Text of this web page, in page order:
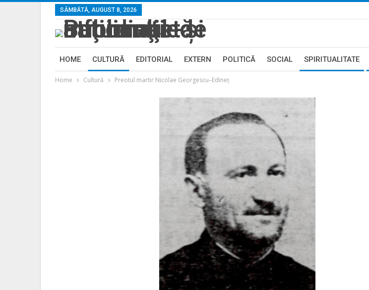
SÂMBĂTĂ, AUGUST 8, 2026
HOME CULTURĂ EDITORIAL EXTERN POLITICĂ SOCIAL SPIRITUALITATE
Home Cultură Preotul martir Nicolae Georgescu–Edineț